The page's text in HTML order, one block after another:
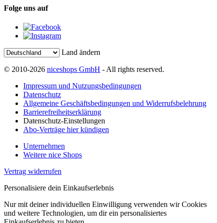
Folge uns auf
Land ändern
© 2010-2026 niceshops GmbH - All rights reserved.
Impressum und Nutzungsbedingungen
Datenschutz
Allgemeine Geschäftsbedingungen und Widerrufsbelehrung
Barrierefreiheitserklärung
Datenschutz-Einstellungen
Abo-Verträge hier kündigen
Unternehmen
Weitere nice Shops
Vertrag widerrufen
Personalisiere dein Einkaufserlebnis
Nur mit deiner individuellen Einwilligung verwenden wir Cookies
und weitere Technologien, um dir ein personalisiertes